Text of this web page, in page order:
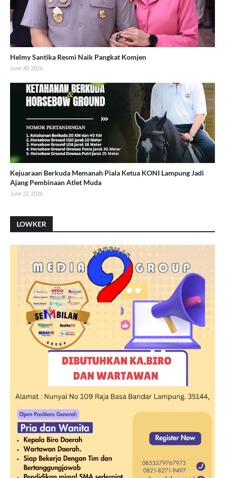
Helmy Santika Resmi Naik Pangkat Komjen
June 30, 2026
Kejuaraan Berkuda Memanah Piala Ketua KONI Lampung Jadi
Ajang Pembinaan Atlet Muda
June 22, 2026
LOWKER